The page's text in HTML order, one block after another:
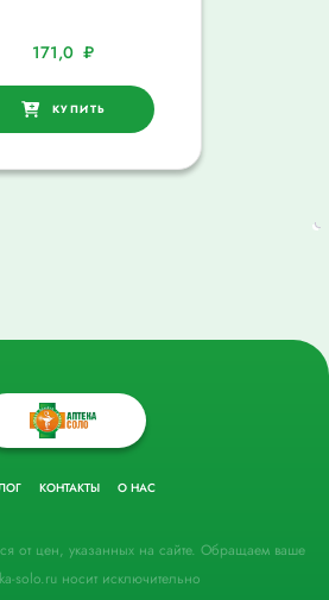
171,0 ₽
КУПИТЬ
КОНТАКТЫ О НАС
от цен, указанных на сайте. Обращаем ваше
solo.ru носит исключительно